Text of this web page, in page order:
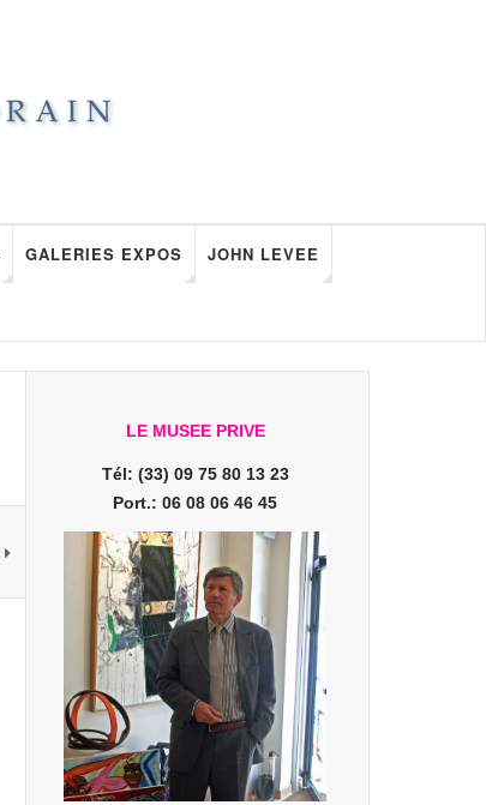
GALERIES EXPOS JOHN LEVEE
LE MUSEE PRIVE
Tél: (33) 09 75 80 13 23
Port.: 06 08 06 46 45